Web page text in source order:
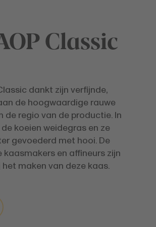
Classic
dankt zijn verfijnde,
de hoogwaardige rauwe
de regio van de productie. In
koeien weidegras en ze
gevoederd met hooi. De
kaasmakers en affineurs zijn
maken van deze kaas.